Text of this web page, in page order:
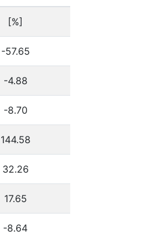
[%]
-57.65
-4.88
-8.70
144.58
32.26
17.65
-8.64